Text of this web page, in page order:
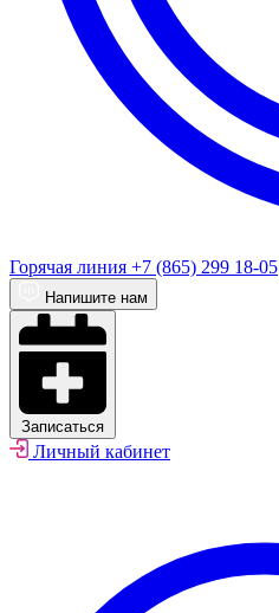
Горячая линия +7 (865) 299 18-05
Напишите нам
Записаться
Личный кабинет